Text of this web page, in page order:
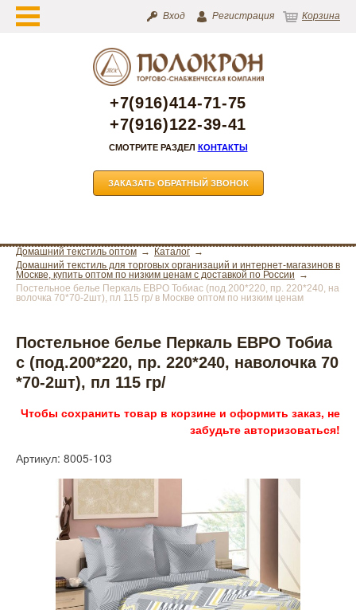
Вход Регистрация Корзина
+7(916)414-71-75
+7(916)122-39-41
СМОТРИТЕ РАЗДЕЛ КОНТАКТЫ
ЗАКАЗАТЬ ОБРАТНЫЙ ЗВОНОК
Домашний текстиль оптом
Каталог
Домашний текстиль для торговых организаций и интернет-магазинов в
Москве, купить оптом по низким ценам с доставкой по России
Постельное белье Перкаль ЕВРО Тобиас (под.200*220, пр. 220*240, на
волочка 70*70-2шт), пл 115 гр/ в Москве оптом по низким ценам
Постельное белье Перкаль ЕВРО Тобиа
с (под.200*220, пр. 220*240, наволочка 70
*70-2шт), пл 115 гр/
Чтобы сохранить товар в корзине и оформить заказ, не
забудьте авторизоваться!
Артикул: 8005-103